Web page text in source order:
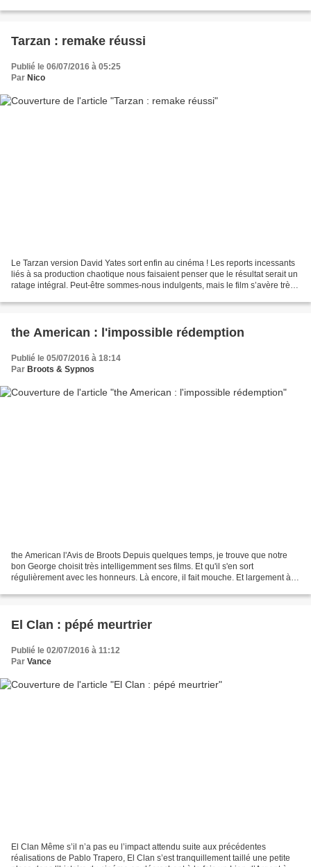
Tarzan : remake réussi
Publié le 06/07/2016 à 05:25
Par Nico
Le Tarzan version David Yates sort enfin au cinéma ! Les reports incessants
liés à sa production chaotique nous faisaient penser que le résultat serait un
ratage intégral. Peut-être sommes-nous indulgents, mais le film s’avère très
the American : l'impossible rédemption
Publié le 05/07/2016 à 18:14
Par Broots & Sypnos
the American l'Avis de Broots Depuis quelques temps, je trouve que notre
bon George choisit très intelligemment ses films. Et qu'il s'en sort
régulièrement avec les honneurs. Là encore, il fait mouche. Et largement à
El Clan : pépé meurtrier
Publié le 02/07/2016 à 11:12
Par Vance
El Clan Même s’il n’a pas eu l’impact attendu suite aux précédentes
réalisations de Pablo Trapero, El Clan s’est tranquillement taillé une petite